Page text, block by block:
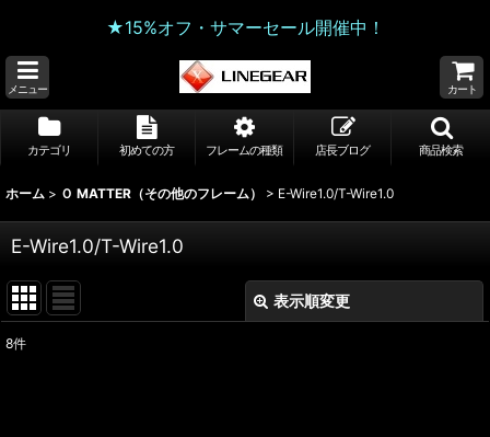
★15%オフ・サマーセール開催中！
メニュー カート
カテゴリ 初めての方 フレームの種類 店長ブログ 商品検索
ホーム > Ｏ MATTER（その他のフレーム） > E-Wire1.0/T-Wire1.0
E-Wire1.0/T-Wire1.0
表示順変更
8件